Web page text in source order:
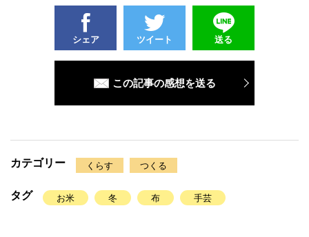
シェア ツイート 送る
この記事の感想を送る
カテゴリー くらす つくる
タグ お米 冬 布 手芸